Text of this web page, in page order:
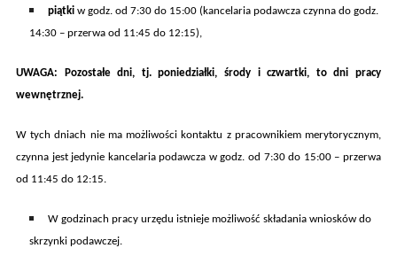
piątkiw godz. od 7:30 do 15:00 (kancelaria podawcza czynna do godz.
14:30 – przerwa od 11:45 do 12:15),
UWAGA: Pozostałe dni, tj. poniedziałki, środy i czwartki, to dni pracy
wewnętrznej.
W tych dniach nie ma możliwości kontaktu z pracownikiem merytorycznym,
czynna jest jedynie kancelaria podawcza w godz. od 7:30 do 15:00 – przerwa
od 11:45 do 12:15.
W godzinach pracy urzędu istnieje możliwość składania wniosków do
skrzynki podawczej.